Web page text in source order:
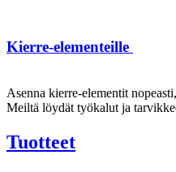
Kierre-elementeille
Asenna kierre-elementit
Meiltä löydät työkalut ja
Tuotteet